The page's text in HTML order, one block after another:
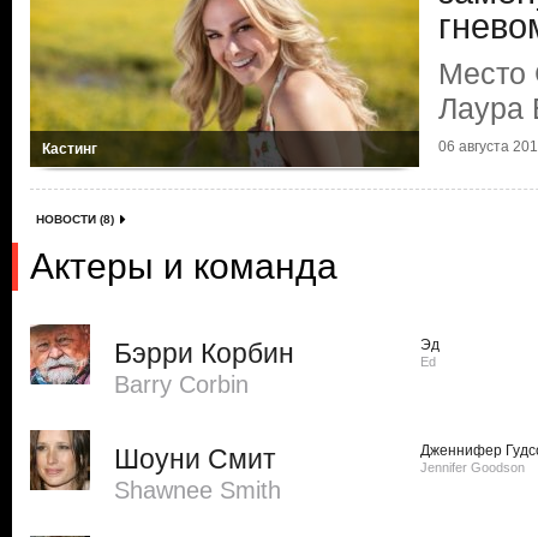
Кастинг
Место
Лаура
06 августа
НОВОСТИ (8)
Актеры и команда
Бэрри Корбин
Barry Corbin
Эд
Ed
Шоуни Смит
Shawnee Smith
Дженнифер
Jennifer Goodson